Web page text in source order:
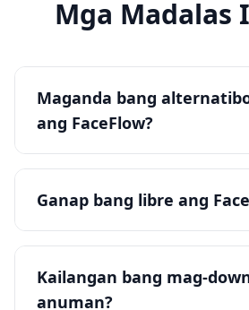
Mga Madalas
Maganda bang
ang FaceFlow?
Ganap bang libre ang
Kailangan bang mag-
anuman?